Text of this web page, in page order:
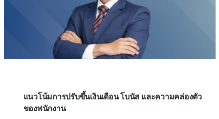
แนวโน้มการปรับขึ้นเงินเดือน โบนัส และความคล่องตัว
ของพนักงาน